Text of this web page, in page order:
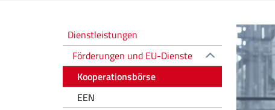
Altre voci
Dienstleistungen
Förderungen und EU-Dienste
Kooperationsbörse
EEN